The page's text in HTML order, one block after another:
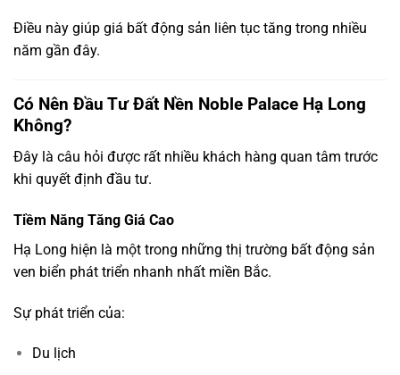
Điều này giúp giá bất động sản liên tục tăng trong nhiều
năm gần đây.
Có Nên Đầu Tư Đất Nền Noble Palace Hạ Long
Không?
Đây là câu hỏi được rất nhiều khách hàng quan tâm trước
khi quyết định đầu tư.
Tiềm Năng Tăng Giá Cao
Hạ Long hiện là một trong những thị trường bất động sản
ven biển phát triển nhanh nhất miền Bắc.
Sự phát triển của:
Du lịch